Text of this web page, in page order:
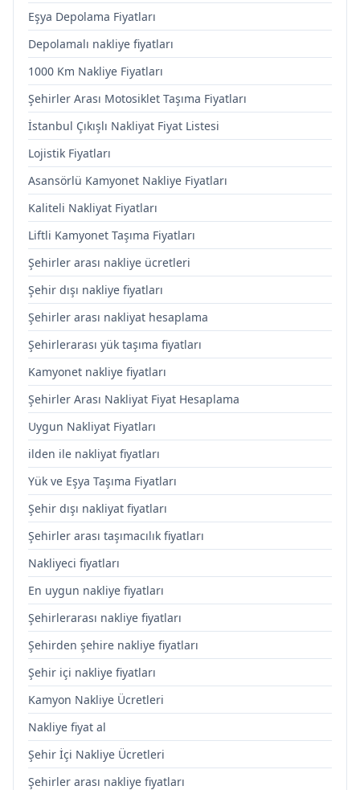
Eşya Depolama Fiyatları
Depolamalı nakliye fiyatları
1000 Km Nakliye Fiyatları
Şehirler Arası Motosiklet Taşıma Fiyatları
İstanbul Çıkışlı Nakliyat Fiyat Listesi
Lojistik Fiyatları
Asansörlü Kamyonet Nakliye Fiyatları
Kaliteli Nakliyat Fiyatları
Liftli Kamyonet Taşıma Fiyatları
Şehirler arası nakliye ücretleri
Şehir dışı nakliye fiyatları
Şehirler arası nakliyat hesaplama
Şehirlerarası yük taşıma fiyatları
Kamyonet nakliye fiyatları
Şehirler Arası Nakliyat Fiyat Hesaplama
Uygun Nakliyat Fiyatları
ilden ile nakliyat fiyatları
Yük ve Eşya Taşıma Fiyatları
Şehir dışı nakliyat fiyatları
Şehirler arası taşımacılık fiyatları
Nakliyeci fiyatları
En uygun nakliye fiyatları
Şehirlerarası nakliye fiyatları
Şehirden şehire nakliye fiyatları
Şehir içi nakliye fiyatları
Kamyon Nakliye Ücretleri
Nakliye fiyat al
Şehir İçi Nakliye Ücretleri
Şehirler arası nakliye fiyatları